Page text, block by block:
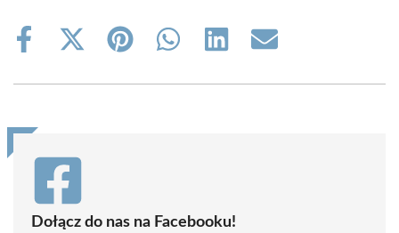
Share
Share
(Twitter)
Share
Share
Share
Share
Dołącz do nas na Facebooku!